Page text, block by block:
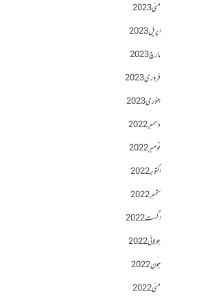
مئی 2023
اپریل 2023
مارچ 2023
فروری 2023
جنوری 2023
دسمبر 2022
نومبر 2022
اکتوبر 2022
ستمبر 2022
اگست 2022
جولائی 2022
جون 2022
مئی 2022